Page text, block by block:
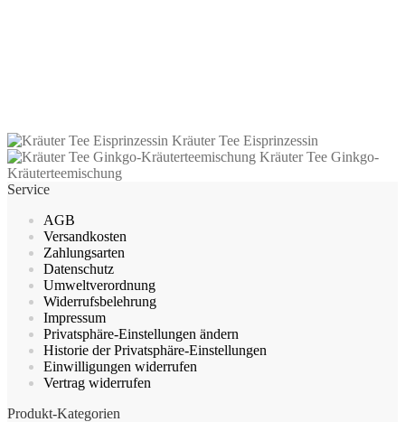
weist
mehrere
Kräuter Tee Eisprinzessin
Kräuter Tee Ginkgo-
Kräuterteemischung
Service
AGB
Versandkosten
Zahlungsarten
Datenschutz
Umweltverordnung
Widerrufsbelehrung
Impressum
Privatsphäre-Einstellungen ändern
Historie der Privatsphäre-Einstellungen
Einwilligungen widerrufen
Vertrag widerrufen
Produkt-Kategorien